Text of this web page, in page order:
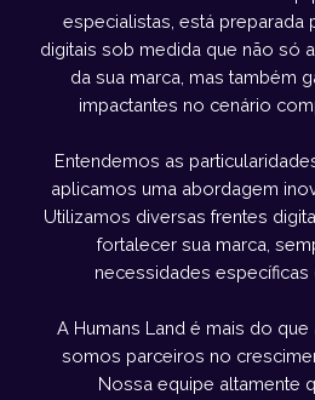
especialistas, está preparada
digitais sob medida que não só
da sua marca, mas também
impactantes no cenário
Entendemos as
aplicamos uma abordagem
Utilizamos diversas frentes
fortalecer sua marca,
necessidades específicas
A Humans Land é mais do que
somos parceiros no
Nossa equipe altamente